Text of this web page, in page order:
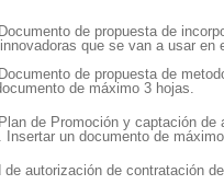
de propuesta de
que se van a usar en
de propuesta de
de máximo 3 hojas.
de Promoción y captación
un documento de máximo
de autorización de contratación